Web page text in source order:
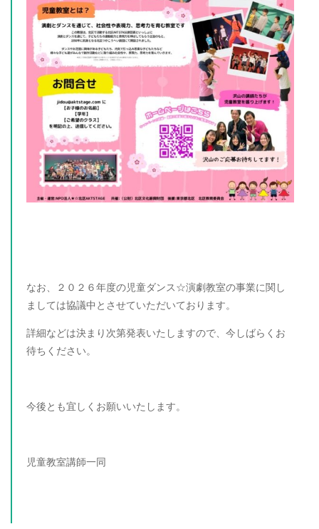
なお、２０２６年度の児童ダンス☆演劇教室の事業に関し
ましては協議中とさせていただいております。
詳細などは決まり次第発表いたしますので、今しばらくお
待ちください。
今後とも宜しくお願いいたします。
児童教室講師一同